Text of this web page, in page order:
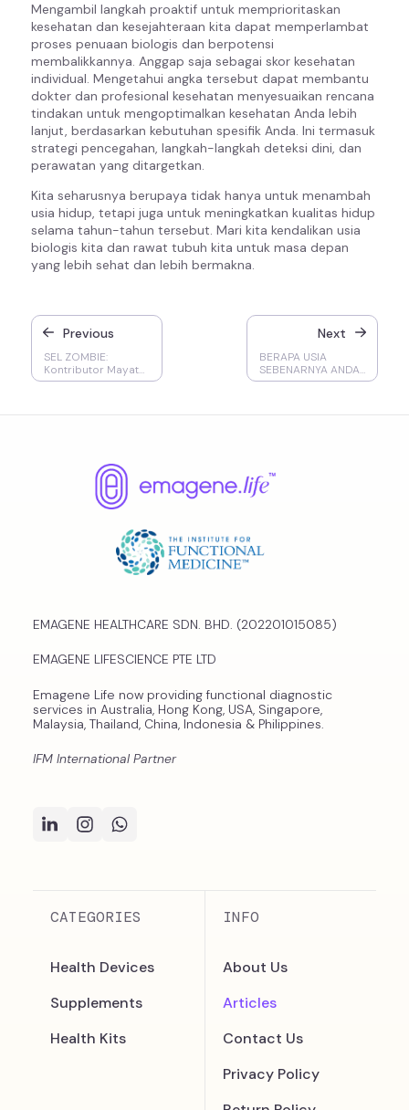
Mengambil langkah proaktif untuk memprioritaskan
kesehatan dan kesejahteraan kita dapat memperlambat
proses penuaan biologis dan berpotensi
membalikkannya. Anggap saja sebagai skor kesehatan
individual. Mengetahui angka tersebut dapat membantu
dokter dan profesional kesehatan menyesuaikan rencana
tindakan untuk mengoptimalkan kesehatan Anda lebih
lanjut, berdasarkan kebutuhan spesifik Anda. Ini termasuk
strategi pencegahan, langkah-langkah deteksi dini, dan
perawatan yang ditargetkan.
Kita seharusnya berupaya tidak hanya untuk menambah
usia hidup, tetapi juga untuk meningkatkan kualitas hidup
selama tahun-tahun tersebut. Mari kita kendalikan usia
biologis kita dan rawat tubuh kita untuk masa depan
yang lebih sehat dan lebih bermakna.
Previous
SEL ZOMBIE:
Kontributor Mayat
Hidup terhadap
Next
BERAPA USIA
SEBENARNYA ANDA?
Adu Usia Biologis
EMAGENE HEALTHCARE SDN. BHD. (202201015085)
EMAGENE LIFESCIENCE PTE LTD
Emagene Life now providing functional diagnostic
services in Australia, Hong Kong, USA, Singapore,
Malaysia, Thailand, China, Indonesia & Philippines.
IFM International Partner
CATEGORIES
Health Devices
Supplements
Health Kits
INFO
About Us
Articles
Contact Us
Privacy Policy